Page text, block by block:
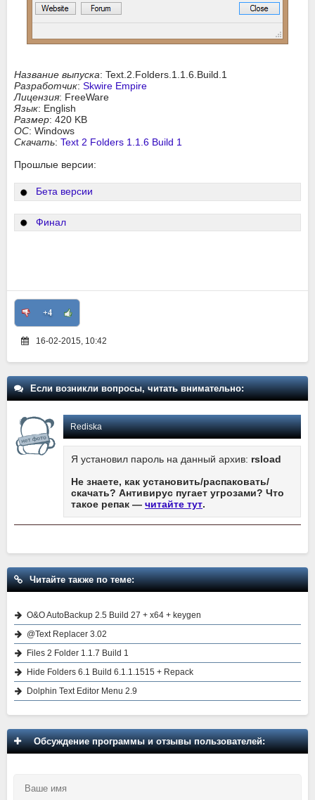
Название выпуска: Text.2.Folders.1.1.6.Build.1
Разработчик: Skwire Empire
Лицензия: FreeWare
Язык: English
Размер: 420 KB
ОС: Windows
Скачать: Text 2 Folders 1.1.6 Build 1
Прошлые версии:
Бета версии
Финал
+4
16-02-2015, 10:42
Если возникли вопросы, читать внимательно:
Rediska
Я установил пароль на данный архив: rsload
Не знаете, как установить/распаковать/
скачать? Антивирус пугает угрозами? Что
такое репак — читайте тут.
Читайте также по теме:
O&O AutoBackup 2.5 Build 27 + x64 + keygen
@Text Replacer 3.02
Files 2 Folder 1.1.7 Build 1
Hide Folders 6.1 Build 6.1.1.1515 + Repack
Dolphin Text Editor Menu 2.9
Обсуждение программы и отзывы пользователей: